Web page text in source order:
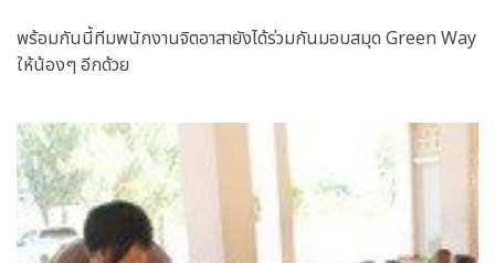
พร้อมกันนี้ทีมพนักงานจิตอาสายังได้ร่วมกันมอบสมุด Green Way
ให้น้องๆ อีกด้วย